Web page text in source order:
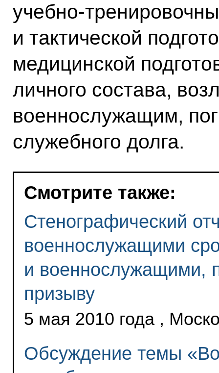
учебно-
и тактической
медицинской
личного состава,
военнослужащим,
служебного долга.
Смотрите также:
Стенографический
военнослужащими
и военнослужащими,
призыву
5 мая 2010 года ,
Обсуждение темы